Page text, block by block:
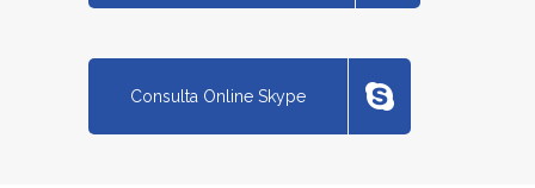
Consulta Online Skype